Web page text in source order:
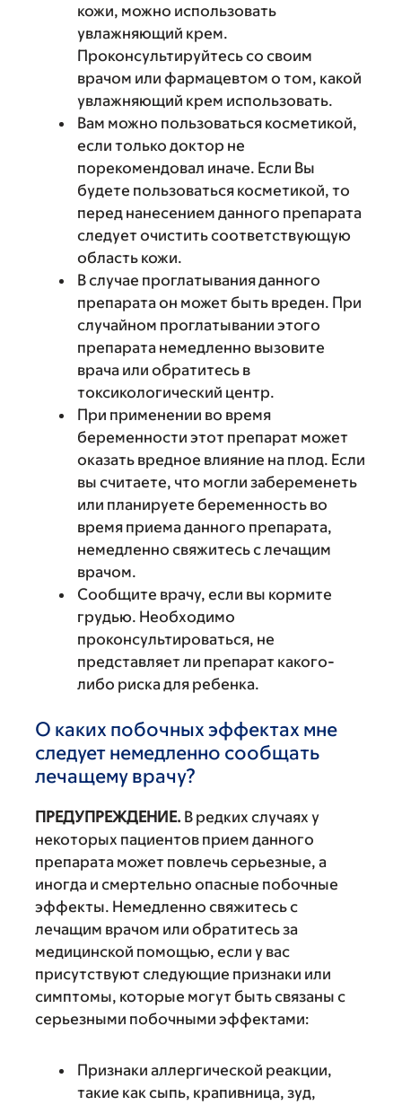
кожи, можно использовать
увлажняющий крем.
Проконсультируйтесь со своим
врачом или фармацевтом о том, какой
увлажняющий крем использовать.
Вам можно пользоваться косметикой,
если только доктор не
порекомендовал иначе. Если Вы
будете пользоваться косметикой, то
перед нанесением данного препарата
следует очистить соответствующую
область кожи.
В случае проглатывания данного
препарата он может быть вреден. При
случайном проглатывании этого
препарата немедленно вызовите
врача или обратитесь в
токсикологический центр.
При применении во время
беременности этот препарат может
оказать вредное влияние на плод. Если
вы считаете, что могли забеременеть
или планируете беременность во
время приема данного препарата,
немедленно свяжитесь с лечащим
врачом.
Сообщите врачу, если вы кормите
грудью. Необходимо
проконсультироваться, не
представляет ли препарат какого-
либо риска для ребенка.
О каких побочных эффектах мне
следует немедленно сообщать
лечащему врачу?
ПРЕДУПРЕЖДЕНИЕ. В редких случаях у
некоторых пациентов прием данного
препарата может повлечь серьезные, а
иногда и смертельно опасные побочные
эффекты. Немедленно свяжитесь с
лечащим врачом или обратитесь за
медицинской помощью, если у вас
присутствуют следующие признаки или
симптомы, которые могут быть связаны с
серьезными побочными эффектами:
Признаки аллергической реакции,
такие как сыпь, крапивница, зуд,